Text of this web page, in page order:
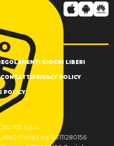
GIOCHI LIBERI
CONTATTI PRIVACY POLICY
POLICY
105 S.p.A.
Partita Iva 03111280156